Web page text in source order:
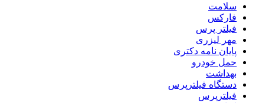
سلامت
فارکس
فیلتر پرس
مهر لیزری
پایان نامه دکتری
حمل خودرو
بهداشت
دستگاه فیلترپرس
فیلترپرس